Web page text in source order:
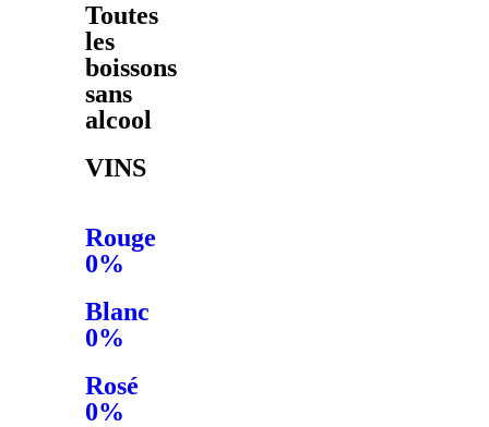
Toutes
les
boissons
sans
alcool
VINS
Rouge
0%
Blanc
0%
Rosé
0%